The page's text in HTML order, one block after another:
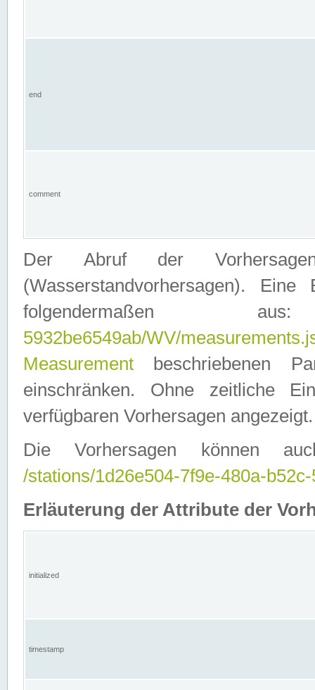
end
comment
Der Abruf der
(Wasserstandvorhersagen).
folgendermaßen
5932be6549ab/WV/
Measurement beschriebenen
einschränken. Ohne zeitliche
verfügbaren Vorhersagen angezeigt.
Die Vorhersagen können
/stations/1d26e504-7f9e-480a-
Erläuterung der Attribute der
initialized
timestamp